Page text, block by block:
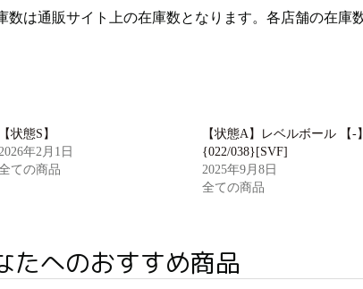
数は通販サイト上の在庫数となります。各店舗の在庫
【状態S】
年2月1日
ての商品
【状態A】レベルボール 【-】
{022/038}[SVF]
2025年9月8日
全ての商品
たへのおすすめ商品